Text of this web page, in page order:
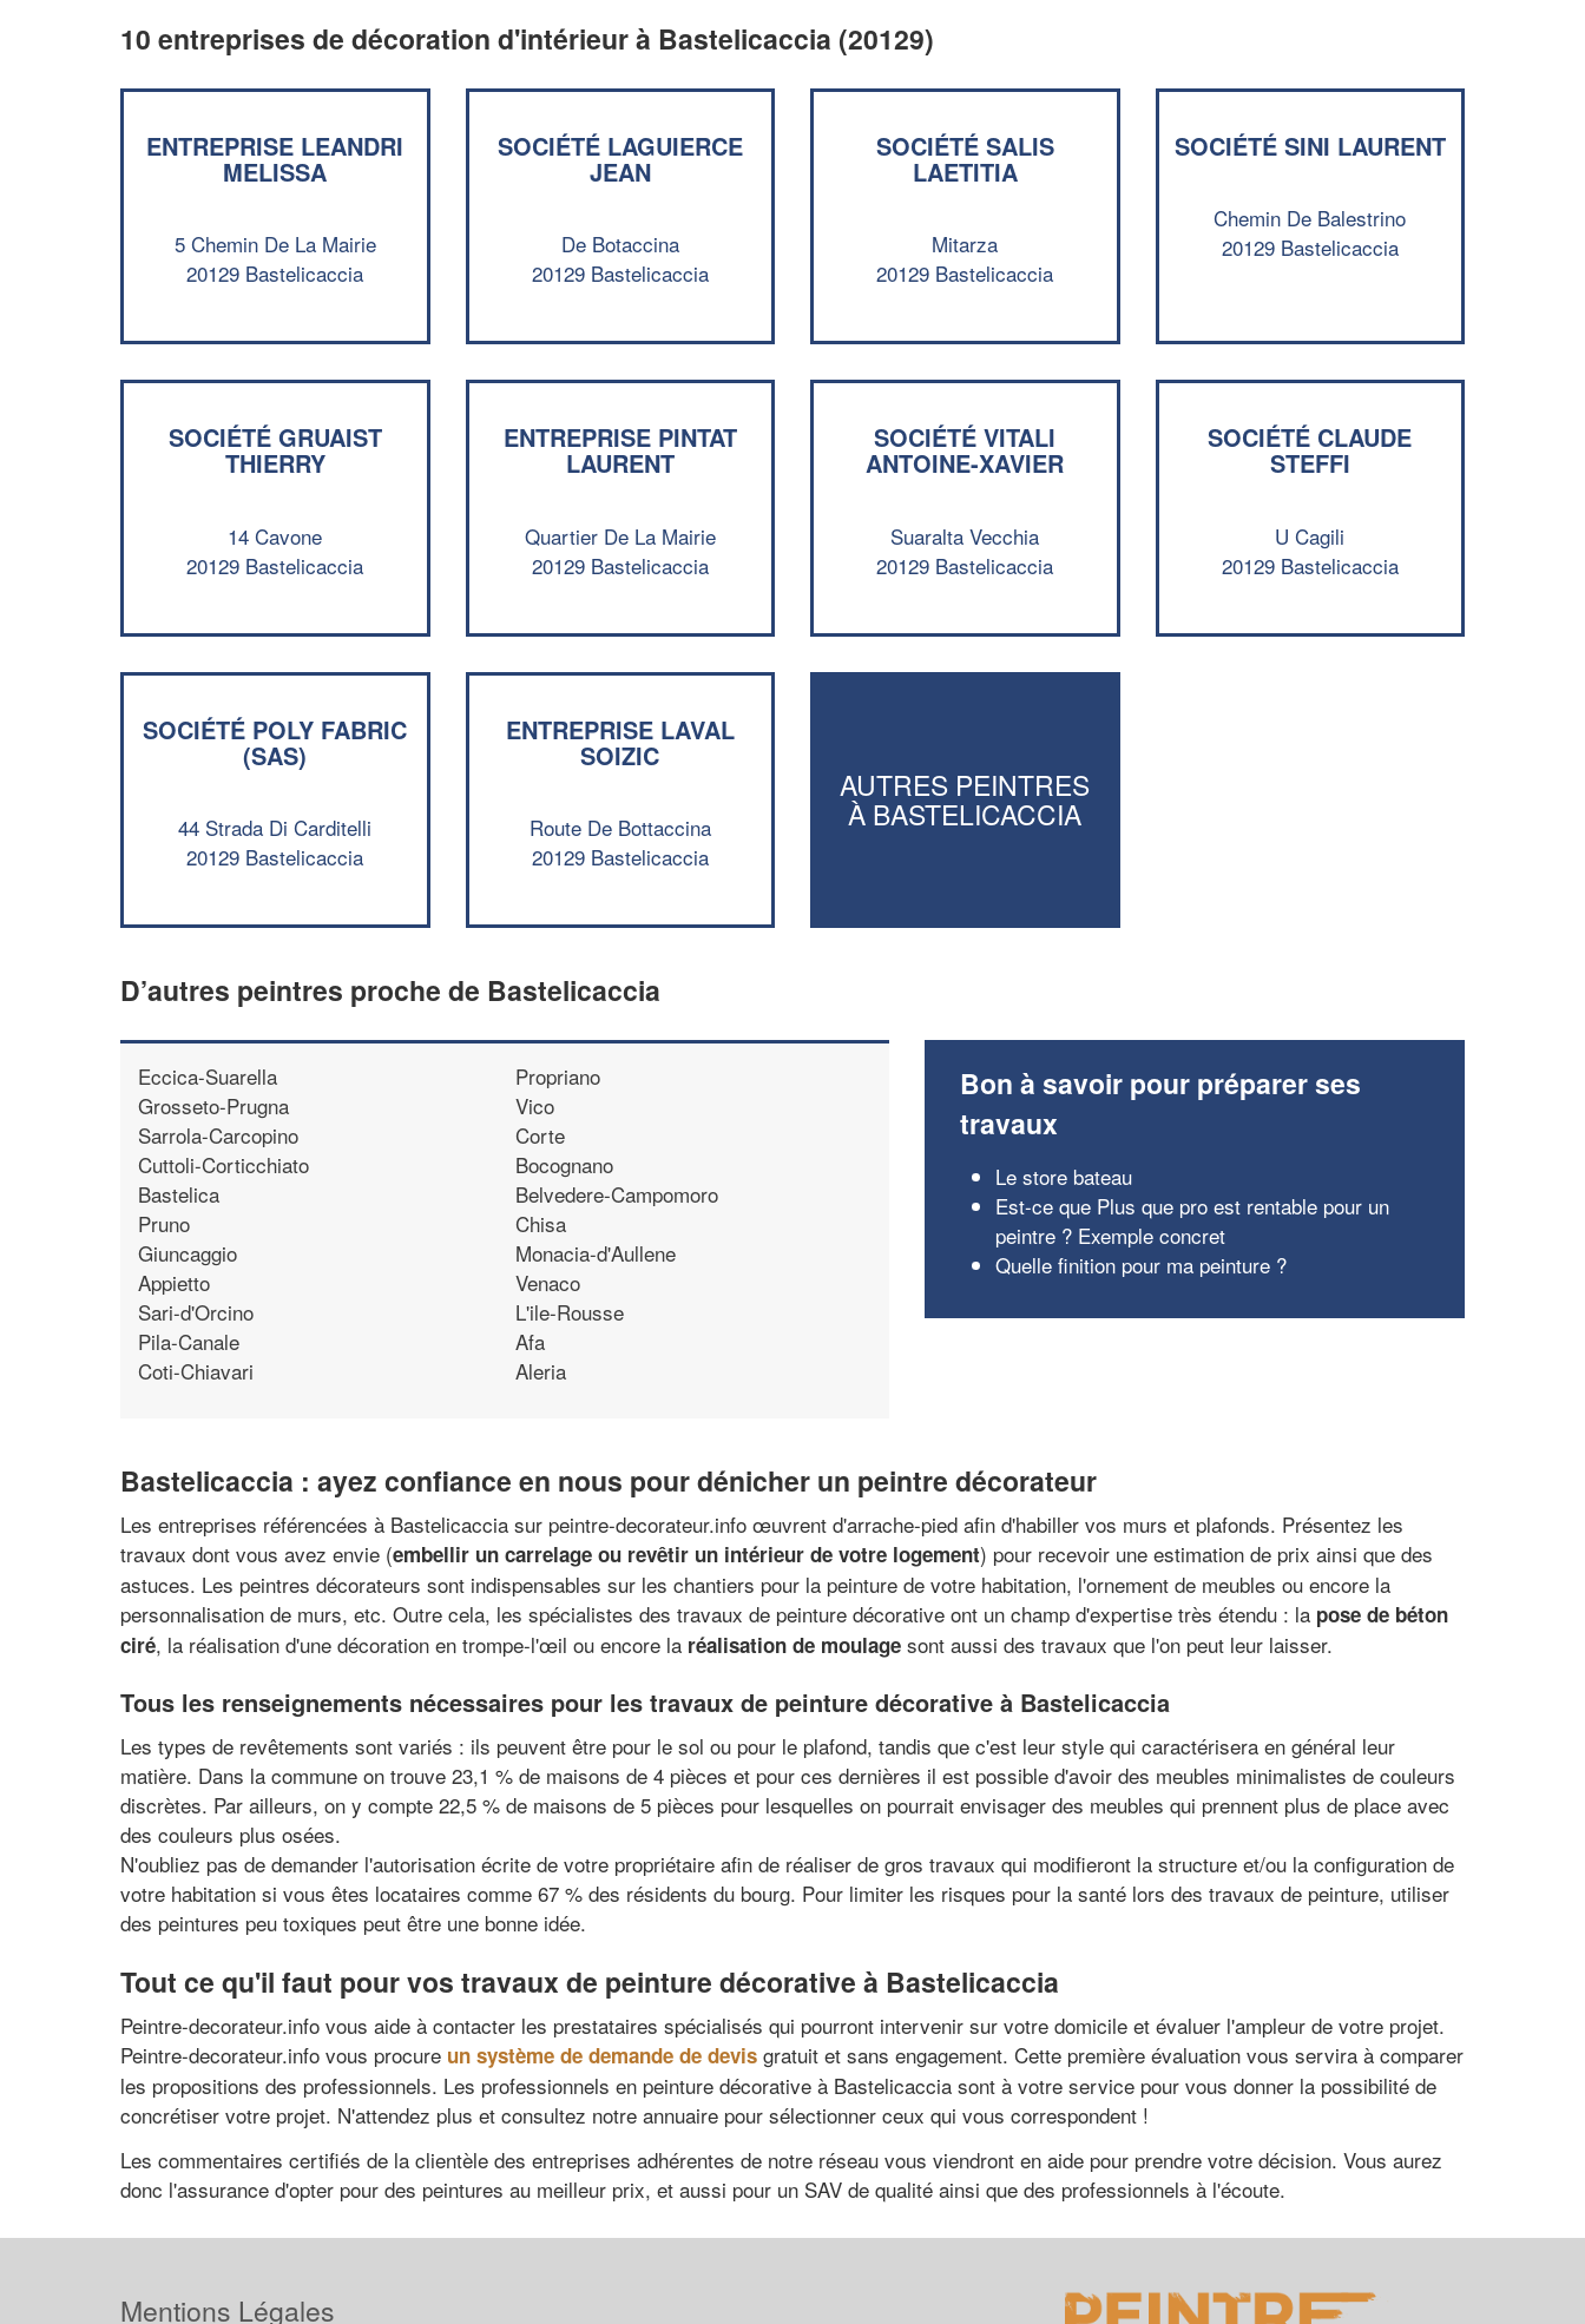
10 entreprises de décoration d'intérieur à Bastelicaccia (20129)
ENTREPRISE LEANDRI
MELISSA
5 Chemin De La Mairie
20129 Bastelicaccia
SOCIÉTÉ LAGUIERCE
JEAN
De Botaccina
20129 Bastelicaccia
SOCIÉTÉ SALIS
LAETITIA
Mitarza
20129 Bastelicaccia
SOCIÉTÉ SINI LAURENT
Chemin De Balestrino
20129 Bastelicaccia
SOCIÉTÉ GRUAIST
THIERRY
14 Cavone
20129 Bastelicaccia
ENTREPRISE PINTAT
LAURENT
Quartier De La Mairie
20129 Bastelicaccia
SOCIÉTÉ VITALI
ANTOINE-XAVIER
Suaralta Vecchia
20129 Bastelicaccia
SOCIÉTÉ CLAUDE
STEFFI
U Cagili
20129 Bastelicaccia
SOCIÉTÉ POLY FABRIC
(SAS)
44 Strada Di Carditelli
20129 Bastelicaccia
ENTREPRISE LAVAL
SOIZIC
Route De Bottaccina
20129 Bastelicaccia
AUTRES PEINTRES
À BASTELICACCIA
D’autres peintres proche de Bastelicaccia
Eccica-Suarella
Grosseto-Prugna
Sarrola-Carcopino
Cuttoli-Corticchiato
Bastelica
Pruno
Giuncaggio
Appietto
Sari-d'Orcino
Pila-Canale
Coti-Chiavari
Propriano
Vico
Corte
Bocognano
Belvedere-Campomoro
Chisa
Monacia-d'Aullene
Venaco
L'ile-Rousse
Afa
Aleria
Bon à savoir pour préparer ses
travaux
Le store bateau
Est-ce que Plus que pro est rentable pour un
peintre ? Exemple concret
Quelle finition pour ma peinture ?
Bastelicaccia : ayez confiance en nous pour dénicher un peintre décorateur
Les entreprises référencées à Bastelicaccia sur peintre-decorateur.info œuvrent d'arrache-pied afin d'habiller vos murs et plafonds. Présentez les
travaux dont vous avez envie (embellir un carrelage ou revêtir un intérieur de votre logement) pour recevoir une estimation de prix ainsi que des
astuces. Les peintres décorateurs sont indispensables sur les chantiers pour la peinture de votre habitation, l'ornement de meubles ou encore la
personnalisation de murs, etc. Outre cela, les spécialistes des travaux de peinture décorative ont un champ d'expertise très étendu : la pose de béton
ciré, la réalisation d'une décoration en trompe-l'œil ou encore la réalisation de moulage sont aussi des travaux que l'on peut leur laisser.
Tous les renseignements nécessaires pour les travaux de peinture décorative à Bastelicaccia
Les types de revêtements sont variés : ils peuvent être pour le sol ou pour le plafond, tandis que c'est leur style qui caractérisera en général leur
matière. Dans la commune on trouve 23,1 % de maisons de 4 pièces et pour ces dernières il est possible d'avoir des meubles minimalistes de couleurs
discrètes. Par ailleurs, on y compte 22,5 % de maisons de 5 pièces pour lesquelles on pourrait envisager des meubles qui prennent plus de place avec
des couleurs plus osées.
N'oubliez pas de demander l'autorisation écrite de votre propriétaire afin de réaliser de gros travaux qui modifieront la structure et/ou la configuration de
votre habitation si vous êtes locataires comme 67 % des résidents du bourg. Pour limiter les risques pour la santé lors des travaux de peinture, utiliser
des peintures peu toxiques peut être une bonne idée.
Tout ce qu'il faut pour vos travaux de peinture décorative à Bastelicaccia
Peintre-decorateur.info vous aide à contacter les prestataires spécialisés qui pourront intervenir sur votre domicile et évaluer l'ampleur de votre projet.
Peintre-decorateur.info vous procure un système de demande de devis gratuit et sans engagement. Cette première évaluation vous servira à comparer
les propositions des professionnels. Les professionnels en peinture décorative à Bastelicaccia sont à votre service pour vous donner la possibilité de
concrétiser votre projet. N'attendez plus et consultez notre annuaire pour sélectionner ceux qui vous correspondent !
Les commentaires certifiés de la clientèle des entreprises adhérentes de notre réseau vous viendront en aide pour prendre votre décision. Vous aurez
donc l'assurance d'opter pour des peintures au meilleur prix, et aussi pour un SAV de qualité ainsi que des professionnels à l'écoute.
Vous êtes un
professionnel ?
Augmentez votrechiffre d'affaires
Mentions Légales